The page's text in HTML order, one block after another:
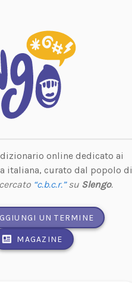
dizionario online dedicato ai
italiana, curato dal popolo di
“c.b.c.r.”su Slengo.
UN TERMINE
MAGAZINE